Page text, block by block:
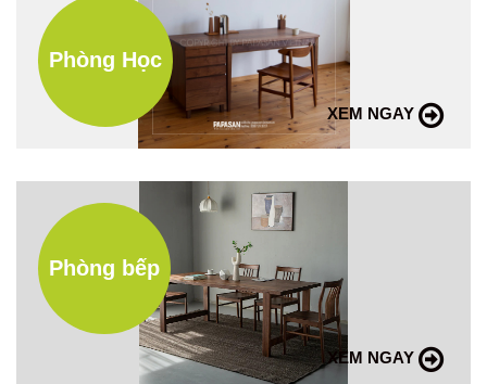
XEM NGAY
Phòng Học
XEM NGAY
Phòng bếp